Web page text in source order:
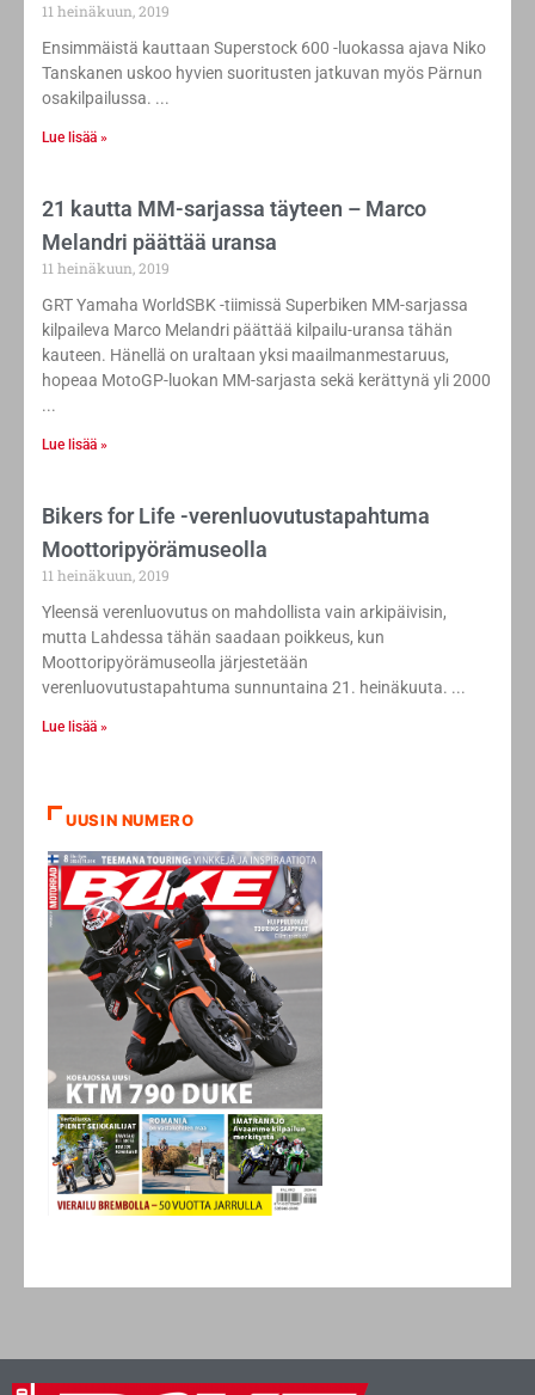
11 heinäkuun, 2019
Ensimmäistä kauttaan Superstock 600 -luokassa ajava Niko
Tanskanen uskoo hyvien suoritusten jatkuvan myös Pärnun
osakilpailussa.
Lue lisää »
21 kautta MM-sarjassa täyteen – Marco
Melandri päättää uransa
11 heinäkuun, 2019
GRT Yamaha WorldSBK -tiimissä Superbiken MM-sarjassa
kilpaileva Marco Melandri päättää kilpailu-uransa tähän
kauteen. Hänellä on uraltaan yksi maailmanmestaruus,
hopeaa MotoGP-luokan MM-sarjasta sekä kerättynä yli 2000
Lue lisää »
Bikers for Life -verenluovutustapahtuma
Moottoripyörämuseolla
11 heinäkuun, 2019
Yleensä verenluovutus on mahdollista vain arkipäivisin,
mutta Lahdessa tähän saadaan poikkeus, kun
Moottoripyörämuseolla järjestetään
verenluovutustapahtuma sunnuntaina 21. heinäkuuta.
Lue lisää »
UUSIN NUMERO